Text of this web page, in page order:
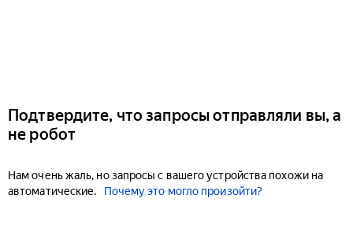
Подтвердите, что запросы отправляли вы, а
не робот
Нам очень жаль, но запросы с вашего устройства похожи на
автоматические.
Почему это могло произойти?